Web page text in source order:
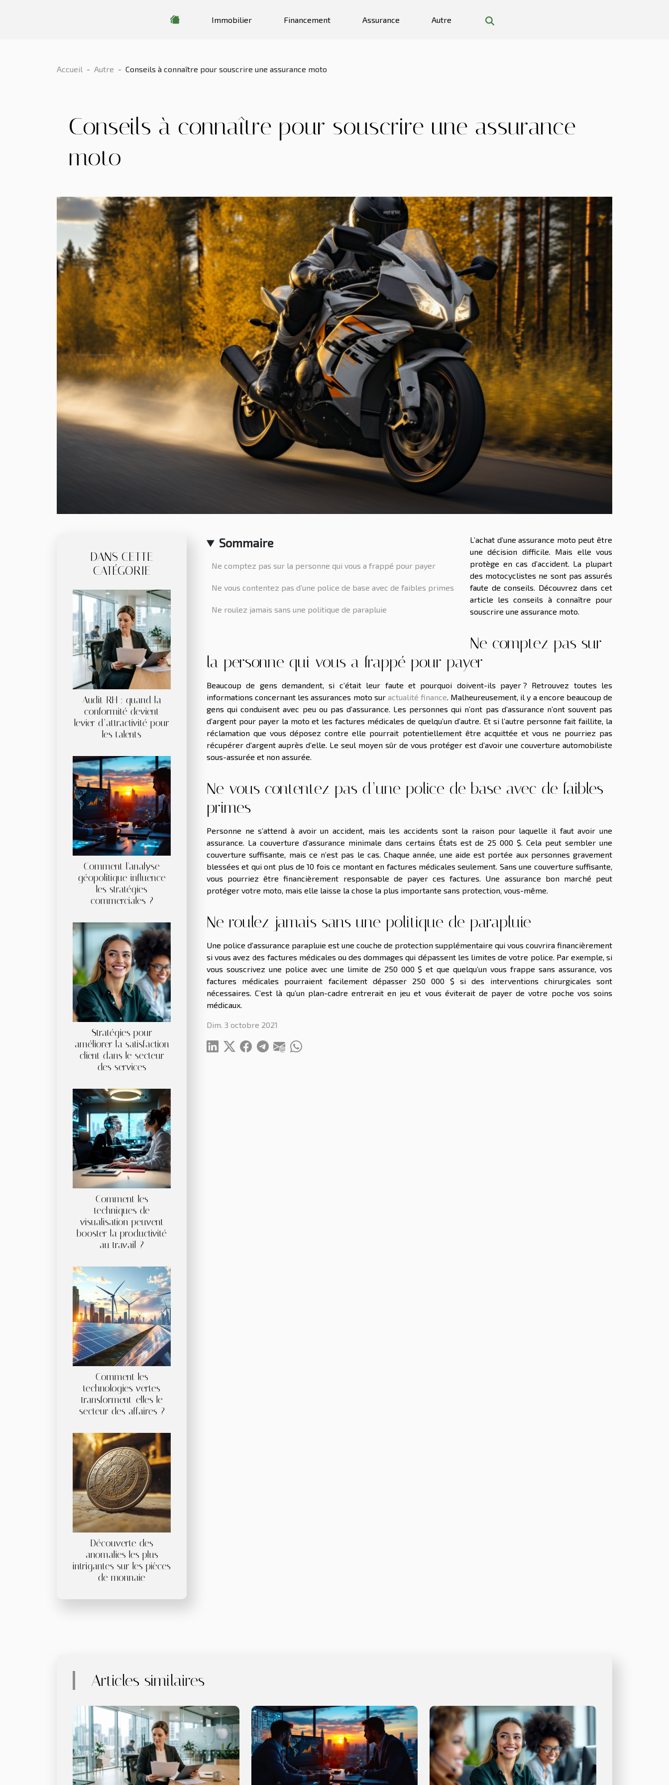
Immobilier Financement Assurance Autre
Accueil Autre Conseils à connaître pour souscrire une assurance moto
Conseils à connaître pour souscrire une assurance
moto
DANS CETTE
CATÉGORIE
Audit RH : quand la
conformité devient
levier d’attractivité pour
les talents
Comment l'analyse
géopolitique influence
les stratégies
commerciales ?
Stratégies pour
améliorer la satisfaction
client dans le secteur
des services
Comment les
techniques de
visualisation peuvent
booster la productivité
au travail ?
Comment les
technologies vertes
transforment-elles le
secteur des affaires ?
Découverte des
anomalies les plus
intrigantes sur les pièces
de monnaie
Sommaire
Ne comptez pas sur la personne qui vous a frappé pour payer
Ne vous contentez pas d’une police de base avec de faibles primes
Ne roulez jamais sans une politique de parapluie
L’achat d’une assurance moto peut être
une décision difficile. Mais elle vous
protège en cas d’accident. La plupart
des motocyclistes ne sont pas assurés
faute de conseils. Découvrez dans cet
article les conseils à connaître pour
souscrire une assurance moto.
Ne comptez pas sur
la personne qui vous a frappé pour payer
Beaucoup de gens demandent, si c’était leur faute et pourquoi doivent-ils payer ? Retrouvez toutes les
informations concernant les assurances moto sur actualité finance. Malheureusement, il y a encore beaucoup de
gens qui conduisent avec peu ou pas d’assurance. Les personnes qui n’ont pas d’assurance n’ont souvent pas
d’argent pour payer la moto et les factures médicales de quelqu’un d’autre. Et si l’autre personne fait faillite, la
réclamation que vous déposez contre elle pourrait potentiellement être acquittée et vous ne pourriez pas
récupérer d’argent auprès d’elle. Le seul moyen sûr de vous protéger est d’avoir une couverture automobiliste
sous-assurée et non assurée.
Ne vous contentez pas d’une police de base avec de faibles
primes
Personne ne s’attend à avoir un accident, mais les accidents sont la raison pour laquelle il faut avoir une
assurance. La couverture d’assurance minimale dans certains États est de 25 000 $. Cela peut sembler une
couverture suffisante, mais ce n’est pas le cas. Chaque année, une aide est portée aux personnes gravement
blessées et qui ont plus de 10 fois ce montant en factures médicales seulement. Sans une couverture suffisante,
vous pourriez être financièrement responsable de payer ces factures. Une assurance bon marché peut
protéger votre moto, mais elle laisse la chose la plus importante sans protection, vous-même.
Ne roulez jamais sans une politique de parapluie
Une police d’assurance parapluie est une couche de protection supplémentaire qui vous couvrira financièrement
si vous avez des factures médicales ou des dommages qui dépassent les limites de votre police. Par exemple, si
vous souscrivez une police avec une limite de 250 000 $ et que quelqu’un vous frappe sans assurance, vos
factures médicales pourraient facilement dépasser 250 000 $ si des interventions chirurgicales sont
nécessaires. C’est là qu’un plan-cadre entrerait en jeu et vous éviterait de payer de votre poche vos soins
médicaux.
Dim. 3 octobre 2021
Articles similaires